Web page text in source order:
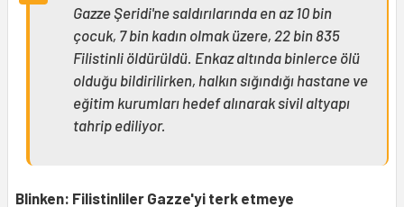
Gazze Şeridi'ne saldırılarında en az 10 bin
çocuk, 7 bin kadın olmak üzere, 22 bin 835
Filistinli öldürüldü. Enkaz altında binlerce ölü
olduğu bildirilirken, halkın sığındığı hastane ve
eğitim kurumları hedef alınarak sivil altyapı
tahrip ediliyor.
Blinken: Filistinliler Gazze'yi terk etmeye